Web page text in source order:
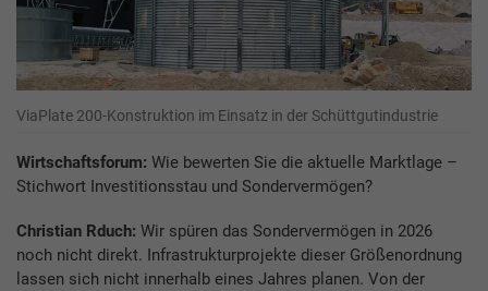
ViaPlate 200-Kon­struk­tion im Einsatz in der Schüttgutindustrie
Wirtschaftsforum: Wie bewerten Sie die aktuelle Marktlage –
Stichwort Investitionsstau und Sondervermögen?
Christian Rduch: Wir spüren das Sondervermögen in 2026
noch nicht direkt. Infrastrukturprojekte dieser Größenordnung
lassen sich nicht innerhalb eines Jahres planen. Von der